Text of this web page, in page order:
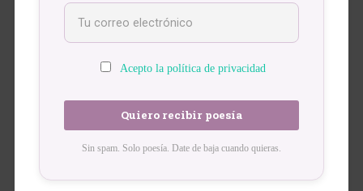
Acepto la política de privacidad
Sin spam. Solo poesía. Date de baja cuando quieras.